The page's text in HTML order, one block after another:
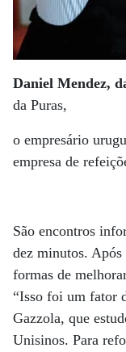
Daniel Mendez,
da Puras,
o empresário
empresa de
São encontros
dez minutos. Após
formas de
“Isso foi um fator
Gazzola, que
Unisinos. Para